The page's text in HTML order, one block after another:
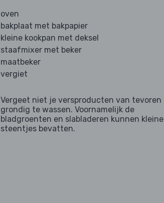
oven
bakplaat met bakpapier
kleine kookpan met deksel
staafmixer met beker
maatbeker
vergiet
Vergeet niet je versproducten van tevoren
grondig te wassen. Voornamelijk de
bladgroenten en slabladeren kunnen kleine
steentjes bevatten.